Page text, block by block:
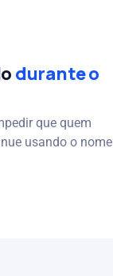
durante o
que quem
usando o nome